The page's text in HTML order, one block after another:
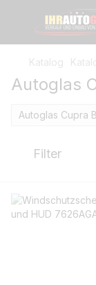
Katalog
Autoglas
Autoglas Cupra
Filter